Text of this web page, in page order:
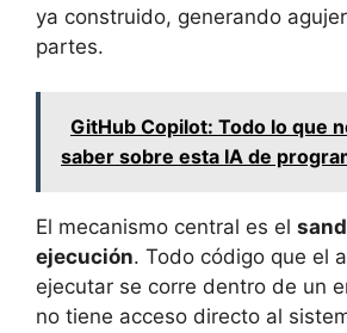
ya construido, generando
partes.
GitHub Copilot: Todo lo que
saber sobre esta IA de
El mecanismo central es el
ejecución. Todo código que el
ejecutar se corre dentro de un
no tiene acceso directo al